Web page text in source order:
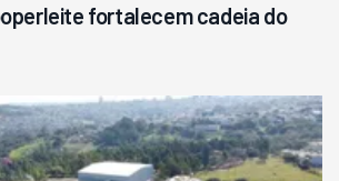
fortalecem cadeia do